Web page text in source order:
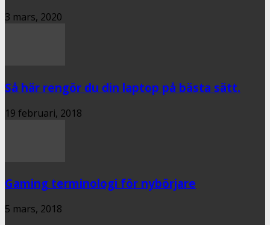
3 mars, 2020
Så här rengör du din laptop på bästa sätt.
19 februari, 2018
Gaming terminologi för nybörjare
5 mars, 2018